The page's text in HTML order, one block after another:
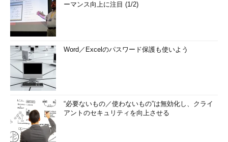
ーマンス向上に注目 (1/2)
Word／Excelのパスワード保護も使いよう
“必要ないもの／使わないもの”は無効化し、クライ
アントのセキュリティを向上させる